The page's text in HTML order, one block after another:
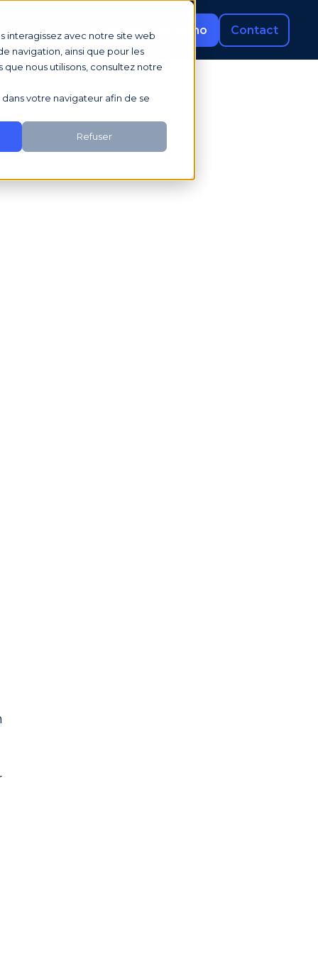
interagissez avec notre site web
navigation, ainsi que pour les
que nous utilisons, consultez notre
votre navigateur afin de se
Refuser
Demander une démo Contact